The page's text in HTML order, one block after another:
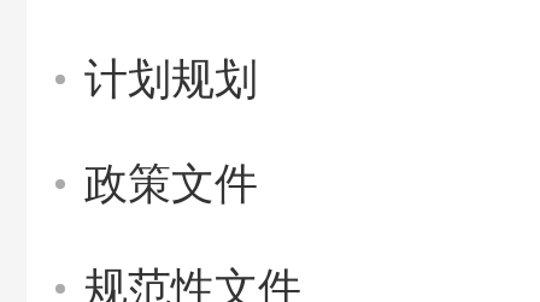
计划规划
政策文件
规范性文件